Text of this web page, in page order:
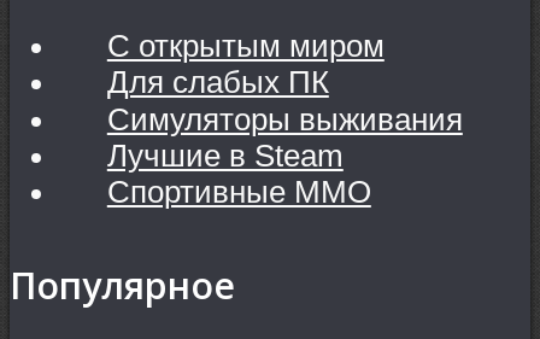
С открытым миром
Для слабых ПК
Симуляторы выживания
Лучшие в Steam
Спортивные MMO
Популярное